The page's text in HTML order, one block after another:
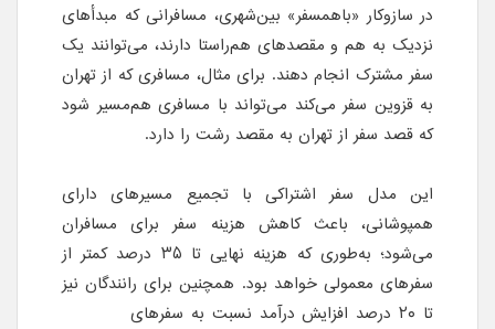
در سازوکار «باهمسفر» بین‌شهری، مسافرانی که مبدأهای
نزدیک به هم و مقصدهای هم‌راستا دارند، می‌توانند یک
سفر مشترک انجام دهند. برای مثال، مسافری که از تهران
به قزوین سفر می‌کند می‌تواند با مسافری هم‌مسیر شود
که قصد سفر از تهران به مقصد رشت را دارد.
این مدل سفر اشتراکی با تجمیع مسیرهای دارای
همپوشانی، باعث کاهش هزینه سفر برای مسافران
می‌شود؛ به‌طوری که هزینه نهایی تا ۳۵ درصد کمتر از
سفرهای معمولی خواهد بود. همچنین برای رانندگان نیز
تا ۲۰ درصد افزایش درآمد نسبت به سفرهای